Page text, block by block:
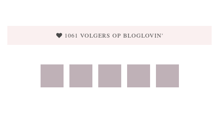
1061 VOLGERS OP BLOGLOVIN'